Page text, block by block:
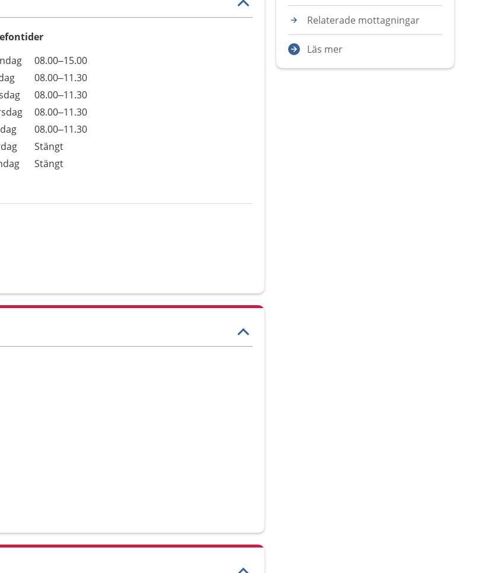
08.00–15.00
08.00–11.30
08.00–11.30
08.00–11.30
08.00–11.30
Stängt
Stängt
Relaterade mottagningar
Läs mer